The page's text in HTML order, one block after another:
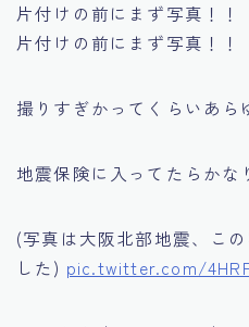
片付けの前にまず写真！！
片付けの前にまず写真！！
撮りすぎかってくらいあら
地震保険に入ってたらかな
(写真は大阪北部地震、こ
した) pic.twitter.com/